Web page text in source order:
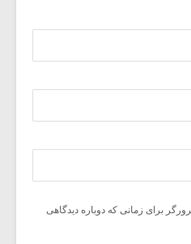
برای زمانی که دوباره دیدگاهی